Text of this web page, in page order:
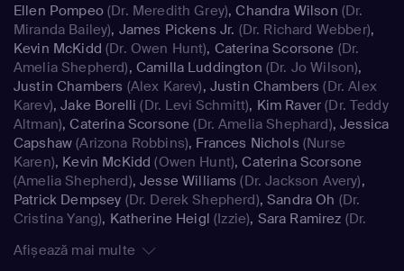
Ellen Pompeo(Dr. Meredith Grey),Chandra Wilson (Dr.
Miranda Bailey), James Pickens Jr. (Dr. Richard Webber),
Kevin McKidd (Dr. Owen Hunt), Caterina Scorsone (Dr.
Amelia Shepherd), Camilla Luddington (Dr. Jo Wilson),
Justin Chambers (Alex Karev), Justin Chambers (Dr. Alex
Karev),Jake Borelli (Dr. Levi Schmitt), Kim Raver (Dr. Teddy
Altman),Caterina Scorsone (Dr. Amelia Shephard),Jessica
Capshaw (Arizona Robbins), Frances Nichols (Nurse
Karen), Kevin McKidd (Owen Hunt),Caterina Scorsone
(Amelia Shepherd),Jesse Williams (Dr. Jackson Avery),
Patrick Dempsey (Dr. Derek Shepherd),Sandra Oh (Dr.
Cristina Yang), Katherine Heigl (Izzie), Sara Ramirez (Dr.
Afișează mai multe